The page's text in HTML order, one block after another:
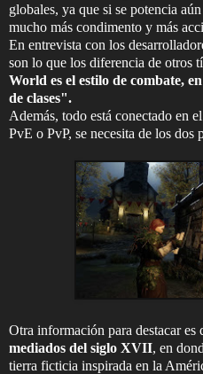
globales, ya que si se potencia
mucho más condimento y más
En entrevista con los
son lo que los diferencia de otros
World es el estilo de combate,
de clases".
Además, todo está conectado en
PvE o PvP, se necesita de los dos
Otra información para destacar es
mediados del siglo XVII, en
tierra ficticia inspirada en la